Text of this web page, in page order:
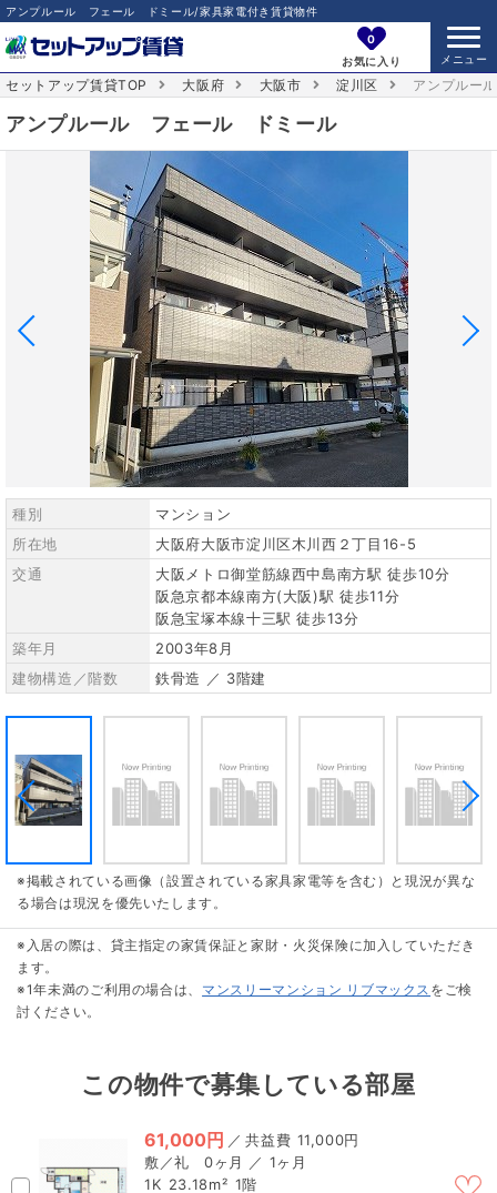
アンプルール フェール ドミール/家具家電付き賃貸物件
0
お気に入り
セットアップ賃貸TOP 大阪府 大阪市 淀川区 アンプルー
アンプルール フェール ドミール
種別
マンション
所在地
大阪府大阪市淀川区木川西２丁目16-5
交通
大阪メトロ御堂筋線西中島南方駅 徒歩10分
阪急京都本線南方(大阪)駅 徒歩11分
阪急宝塚本線十三駅 徒歩13分
築年月
2003年8月
建物構造／階数
鉄骨造 ／ 3階建
※掲載されている画像（設置されている家具家電等を含む）と現況が異な
る場合は現況を優先いたします。
※入居の際は、貸主指定の家賃保証と家財・火災保険に加入していただき
ます。
※1年未満のご利用の場合は、 マンスリーマンション リブマックス をご検
討ください。
この物件で募集している部屋
61,000円 ／
11,000円
0ヶ月 ／ 1ヶ月
1K 23.18m² 1階